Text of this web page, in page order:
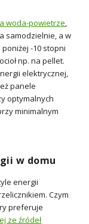
woda-powietrze,
samodzielnie, a w
-10 stopni
np. na pellet.
elektrycznej,
panele
optymalnych
minimalnym
w domu
energii
Czym
preferuje
ze źródeł